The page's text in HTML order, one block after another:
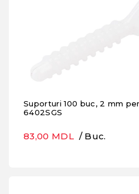
Suporturi 100 buc, 2 mm
6402SGS
83,00 MDL / Buc.